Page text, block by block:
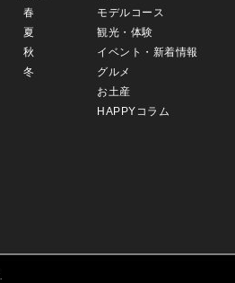
春
夏
秋
冬
モデルコース
観光・体験
イベント・新着情報
グルメ
お土産
HAPPYコラム